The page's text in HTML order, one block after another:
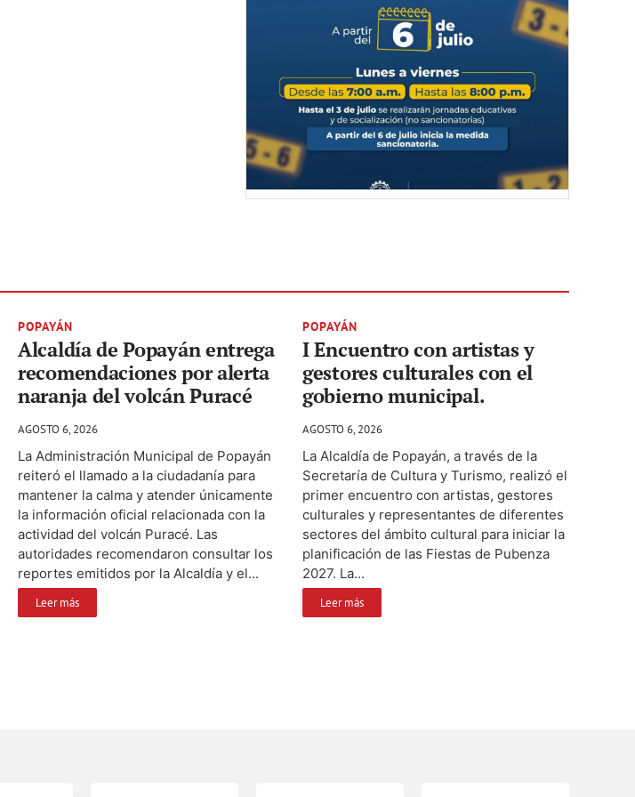
POPAYÁN
Alcaldía de Popayán entrega
recomendaciones por alerta
naranja del volcán Puracé
AGOSTO 6, 2026
La Administración Municipal de Popayán
reiteró el llamado a la ciudadanía para
mantener la calma y atender únicamente
la información oficial relacionada con la
actividad del volcán Puracé. Las
autoridades recomendaron consultar los
reportes emitidos por la Alcaldía y el...
Leer más
POPAYÁN
I Encuentro con artistas y
gestores culturales con el
gobierno municipal.
AGOSTO 6, 2026
La Alcaldía de Popayán, a través de la
Secretaría de Cultura y Turismo, realizó el
primer encuentro con artistas, gestores
culturales y representantes de diferentes
sectores del ámbito cultural para iniciar la
planificación de las Fiestas de Pubenza
2027. La...
Leer más